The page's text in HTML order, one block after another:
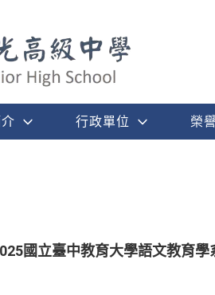
行政單位 榮
國立臺中教育大學語文教育